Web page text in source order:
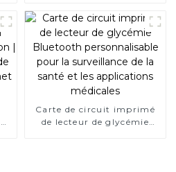
Carte de circuit imprimé
de lecteur de glycémie